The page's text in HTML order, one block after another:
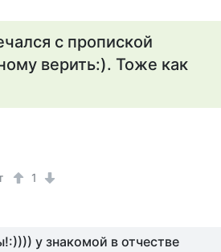
с пропиской
верить:). Тоже как
1
у знакомой в отчестве